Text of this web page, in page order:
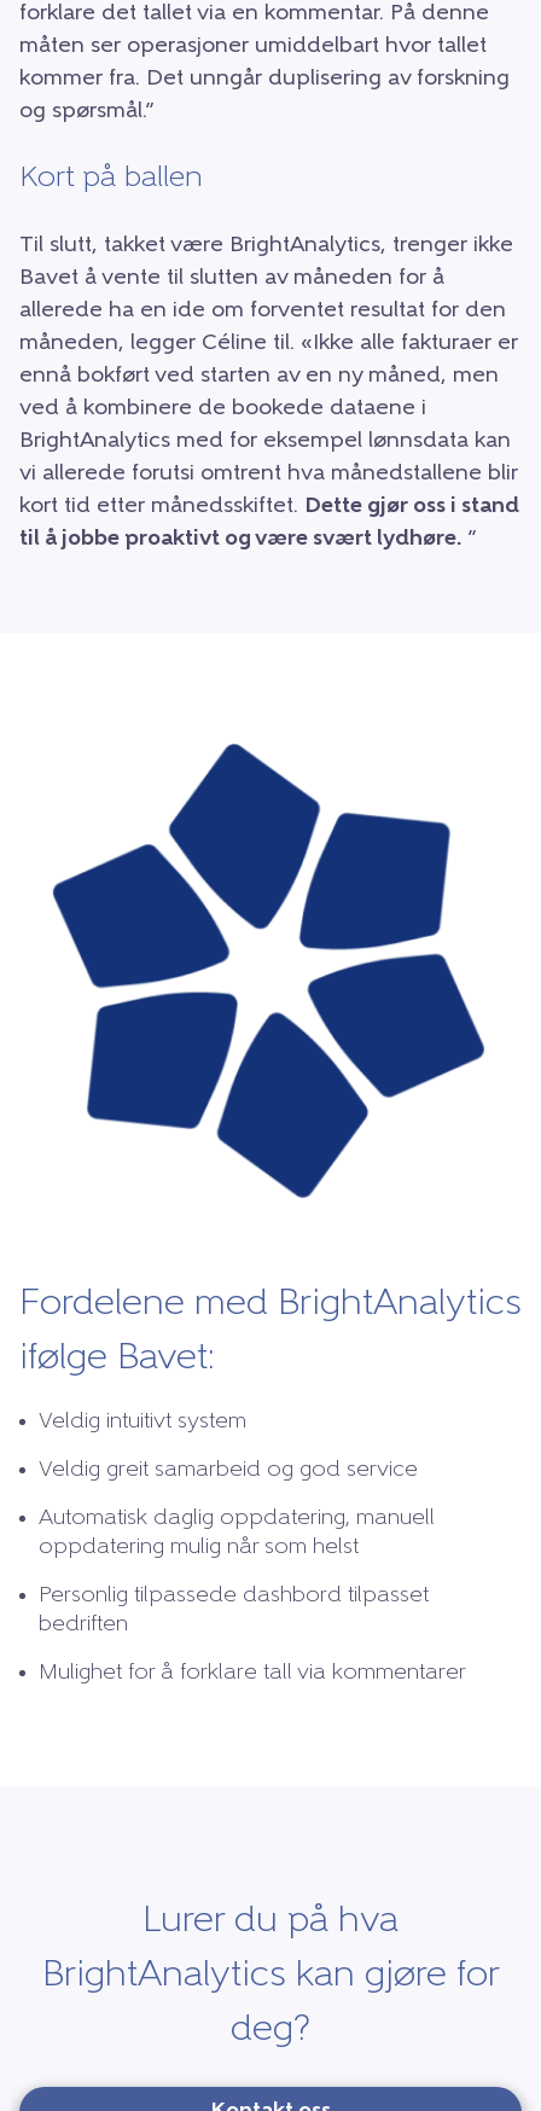
forklare det tallet via en kommentar. På denne
måten ser operasjoner umiddelbart hvor tallet
kommer fra. Det unngår duplisering av forskning
og spørsmål.”
Kort på ballen
Til slutt, takket være BrightAnalytics, trenger ikke
Bavet å vente til slutten av måneden for å
allerede ha en ide om forventet resultat for den
måneden, legger Céline til. «Ikke alle fakturaer er
ennå bokført ved starten av en ny måned, men
ved å kombinere de bookede dataene i
BrightAnalytics med for eksempel lønnsdata kan
vi allerede forutsi omtrent hva månedstallene blir
kort tid etter månedsskiftet. Dette gjør oss i stand
til å jobbe proaktivt og være svært lydhøre. ”
Fordelene med BrightAnalytics
ifølge Bavet:
Veldig intuitivt system
Veldig greit samarbeid og god service
Automatisk daglig oppdatering, manuell
oppdatering mulig når som helst
Personlig tilpassede dashbord tilpasset
bedriften
Mulighet for å forklare tall via kommentarer
Lurer du på hva
BrightAnalytics kan gjøre for
deg?